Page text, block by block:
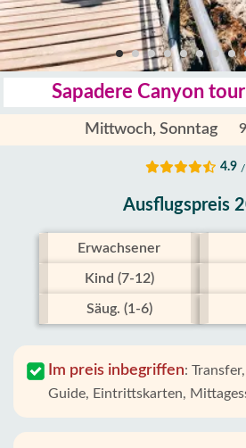
Sapadere Canyon
Mittwoch, Sonntag
4.9 /
Ausflugspreis
Erwachsener
Kind (7-12)
Säug. (1-6)
Im preis inbegriffen:
Guide, Eintrittskarten,